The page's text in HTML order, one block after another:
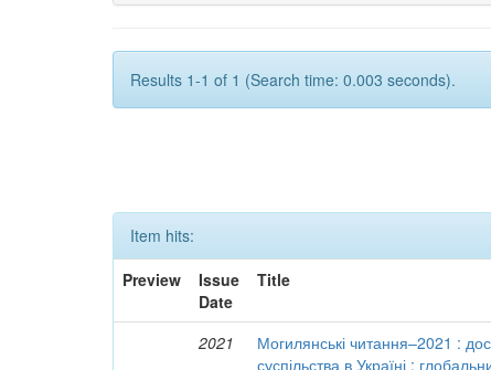
Results 1-1 of 1 (Search time: 0.003 seconds).
Item hits:
Preview
Issue
Date
Title
2021
Могилянські читання–2021 :
суспільства в Україні :